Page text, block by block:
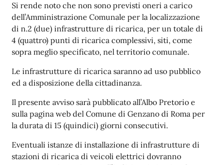
Si rende noto che non sono previsti oneri a carico
dell’Amministrazione Comunale per la localizzazione
di n.2 (due) infrastrutture di ricarica, per un totale di
4 (quattro) punti di ricarica complessivi, siti, come
sopra meglio specificato, nel territorio comunale.
Le infrastrutture di ricarica saranno ad uso pubblico
ed a disposizione della cittadinanza.
Il presente avviso sarà pubblicato all’Albo Pretorio e
sulla pagina web del Comune di Genzano di Roma per
la durata di 15 (quindici) giorni consecutivi.
Eventuali istanze di installazione di infrastrutture di
stazioni di ricarica di veicoli elettrici dovranno